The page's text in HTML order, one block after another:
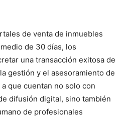
de venta de inmuebles
de 30 días, los
una transacción exitosa de
gestión y el asesoramiento de
que cuentan no solo con
difusión digital, sino también
de profesionales